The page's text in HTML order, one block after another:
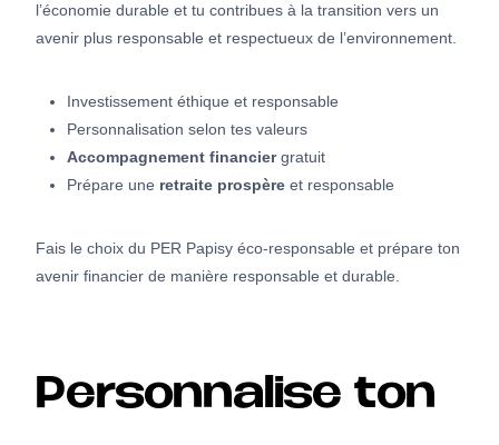
l’économie durable et tu contribues à la transition vers un
avenir plus responsable et respectueux de l’environnement.
Investissement éthique et responsable
Personnalisation selon tes valeurs
Accompagnement financiergratuit
Prépare une retraite prospère et responsable
Fais le choix du PER Papisy éco-responsable et prépare ton
avenir financier de manière responsable et durable.
Personnalise ton